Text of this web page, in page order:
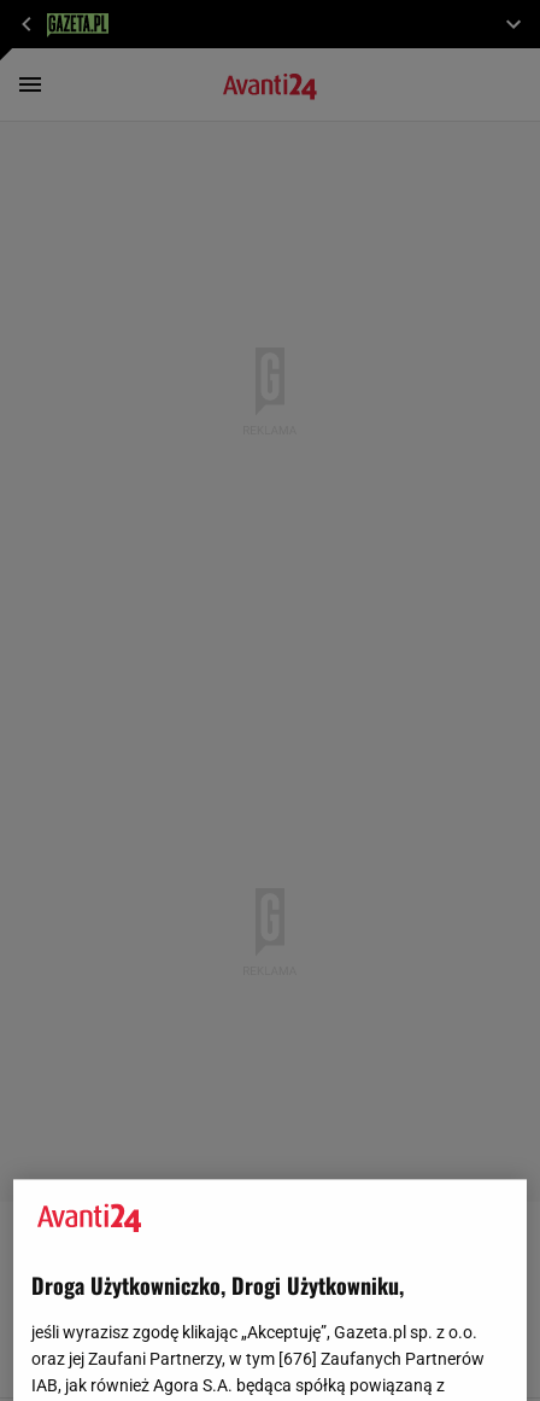
Kilka kropli dziennie i cera odzyskuje blask. To
serum to pogromca zmarszczek
Klaudia Kierzkowska,22 LIPCA 2026, 19:23
Droga Użytkowniczko, Drogi Użytkowniku,
jeśli wyrazisz zgodę klikając „Akceptuję”, Gazeta.pl sp. z o.o.
oraz jej Zaufani Partnerzy, w tym [676] Zaufanych Partnerów
IAB, jak również Agora S.A. będąca spółką powiązaną z